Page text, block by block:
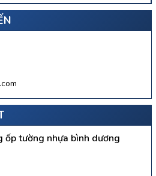
ốp tường nhựa bình dương